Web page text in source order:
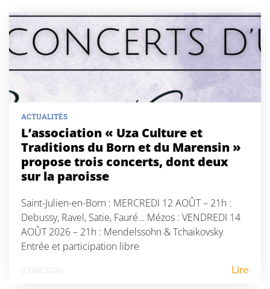
ACTUALITÉS
L’association « Uza Culture et
Traditions du Born et du Marensin »
propose trois concerts, dont deux
sur la paroisse
Saint-Julien-en-Born : MERCREDI 12 AOÛT – 21h :
Debussy, Ravel, Satie, Fauré… Mézos : VENDREDI 14
AOÛT 2026 – 21h : Mendelssohn & Tchaikovsky
Entrée et participation libre
03.08.2026 Lire